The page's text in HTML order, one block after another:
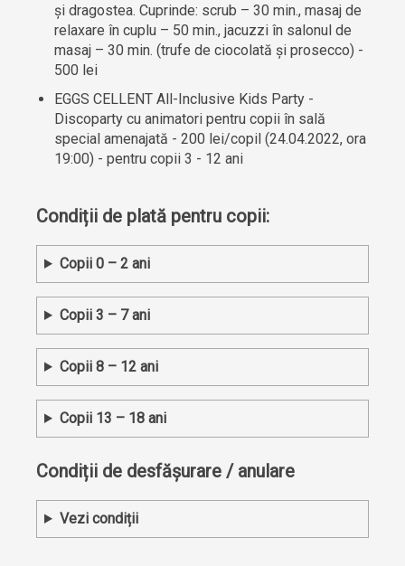
și dragostea. Cuprinde: scrub – 30 min., masaj de
relaxare în cuplu – 50 min., jacuzzi în salonul de
masaj – 30 min. (trufe de ciocolată și prosecco) -
500 lei
EGGS CELLENT All-Inclusive Kids Party -
Discoparty cu animatori pentru copii în sală
special amenajată - 200 lei/copil (24.04.2022, ora
19:00) - pentru copii 3 - 12 ani
Condiții de plată pentru copii:
Copii 0 – 2 ani
Copii 3 – 7 ani
Copii 8 – 12 ani
Copii 13 – 18 ani
Condiții de desfășurare / anulare
Vezi condiții